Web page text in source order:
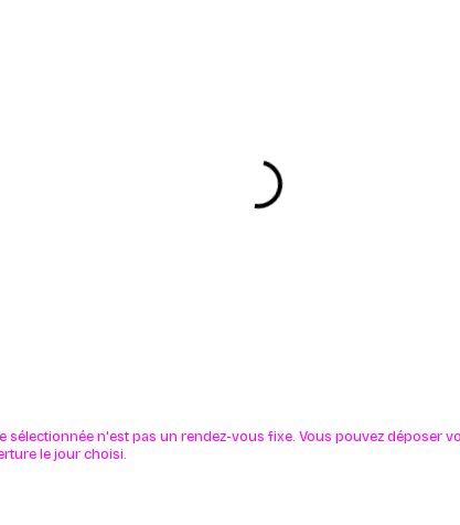
sélectionnée n'est pas un rendez-vous fixe. Vous pouvez déposer
le jour choisi.